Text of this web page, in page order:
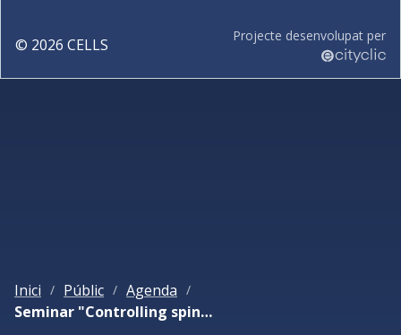
© 2026 CELLS Projecte desenvolupat per
Inici / Públic / Agenda /
Seminar "Controlling spins in space and time"